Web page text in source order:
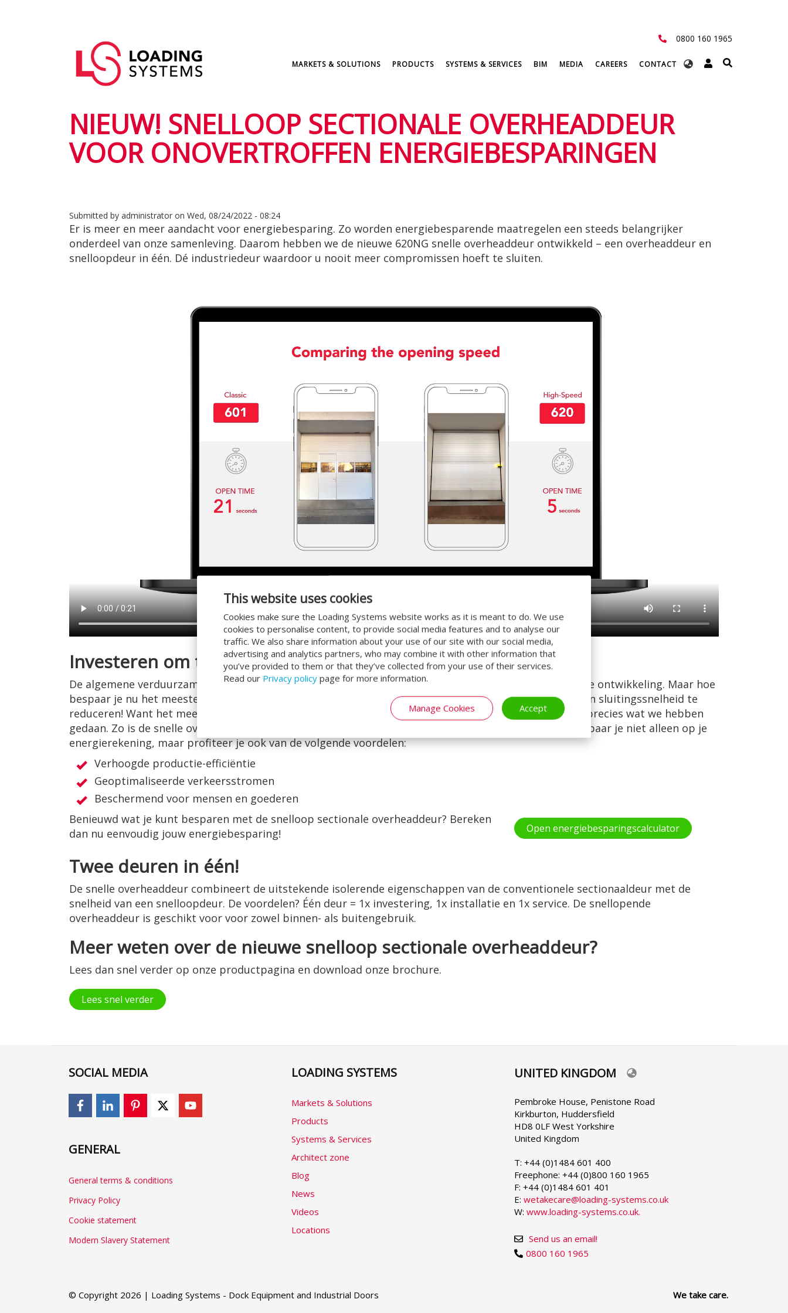
This website uses cookies
Cookies make sure the Loading Systems website works as it is meant to do. We use
cookies to personalise content, to provide social media features and to analyse our
traffic. We also share information about your use of our site with our social media,
advertising and analytics partners, who may combine it with other information that
you’ve provided to them or that they’ve collected from your use of their services.
Read our Privacy policy page for more information.
Manage Cookies Accept
0800 160 1965
Select
User
account
menu
Main
navigation
MARKETS & SOLUTIONS PRODUCTS SYSTEMS & SERVICES BIM MEDIA CAREERS CONTACT
NIEUW! SNELLOOP SECTIONALE OVERHEADDEUR
VOOR ONOVERTROFFEN ENERGIEBESPARINGEN
Submitted by administrator on Wed, 08/24/2022 - 08:24
Er is meer en meer aandacht voor energiebesparing. Zo worden energiebesparende maatregelen een steeds belangrijker
onderdeel van onze samenleving. Daarom hebben we de nieuwe 620NG snelle overheaddeur ontwikkeld – een overheaddeur en
snelloopdeur in één. Dé industriedeur waardoor u nooit meer compromissen hoeft te sluiten.
Investeren om te besparen
De algemene verduurzaming van operationele gebouwen was de belangrijkste impuls voor deze nieuwe ontwikkeling. Maar hoe
bespaar je nu het meeste energie met een industriedeur? Het antwoord is simpel; door de openings- en sluitingssnelheid te
reduceren! Want het meeste energieverlies van een deur treedt op wanneer de deur open is. En dat is precies wat we hebben
gedaan. Zo is de snelle overheaddeur tot wel 5x sneller dan een standaard overheaddeur. Hierdoor bespaar je niet alleen op je
energierekening, maar profiteer je ook van de volgende voordelen:
Verhoogde productie-efficiëntie
Geoptimaliseerde verkeersstromen
Beschermend voor mensen en goederen
Benieuwd wat je kunt besparen met de snelloop sectionale overheaddeur? Bereken
dan nu eenvoudig jouw energiebesparing!
Open energiebesparingscalculator
Twee deuren in één!
De snelle overheaddeur combineert de uitstekende isolerende eigenschappen van de conventionele sectionaaldeur met de
snelheid van een snelloopdeur. De voordelen? Één deur = 1x investering, 1x installatie en 1x service. De snellopende
overheaddeur is geschikt voor voor zowel binnen- als buitengebruik.
Meer weten over de nieuwe snelloop sectionale overheaddeur?
Lees dan snel verder op onze productpagina en download onze brochure.
Lees snel verder
SOCIAL MEDIA
GENERAL
General terms & conditions
Privacy Policy
Cookie statement
Modern Slavery Statement
LOADING SYSTEMS
Markets & Solutions
Products
Systems & Services
Architect zone
Blog
News
Videos
Locations
Select
language
UNITED KINGDOM
Pembroke House, Penistone Road
Kirkburton, Huddersfield
HD8 0LF West Yorkshire
United Kingdom
T: +44 (0)1484 601 400
Freephone: +44 (0)800 160 1965
F: +44 (0)1484 601 401
E: wetakecare@loading-systems.co.uk
W: www.loading-systems.co.uk.
0800 160 1965
Send us an email!
© Copyright 2026 | Loading Systems - Dock Equipment and Industrial Doors We take care.